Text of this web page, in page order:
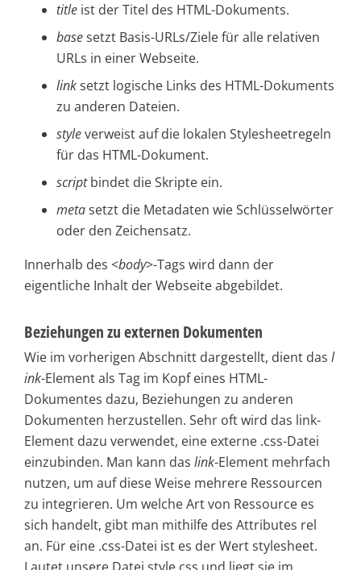
title ist der Titel des HTML-Dokuments.
basesetzt Basis-URLs/Ziele für alle relativen
URLs in einer Webseite.
linksetzt logische Links des HTML-Dokuments
zu anderen Dateien.
styleverweist auf die lokalen Stylesheetregeln
für das HTML-Dokument.
scriptbindet die Skripte ein.
metasetzt die Metadaten wie Schlüsselwörter
oder den Zeichensatz.
Innerhalb des <body>-Tags wird dann der
eigentliche Inhalt der Webseite abgebildet.
Beziehungen zu externen Dokumenten
Wie im vorherigen Abschnitt dargestellt, dient das l
ink-Element als Tag im Kopf eines HTML-
Dokumentes dazu, Beziehungen zu anderen
Dokumenten herzustellen. Sehr oft wird das link-
Element dazu verwendet, eine externe .css-Datei
einzubinden. Man kann das link-Element mehrfach
nutzen, um auf diese Weise mehrere Ressourcen
zu integrieren. Um welche Art von Ressource es
sich handelt, gibt man mithilfe des Attributes rel
an. Für eine .css-Datei ist es der Wert stylesheet.